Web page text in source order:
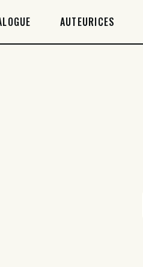
AUTEURICES